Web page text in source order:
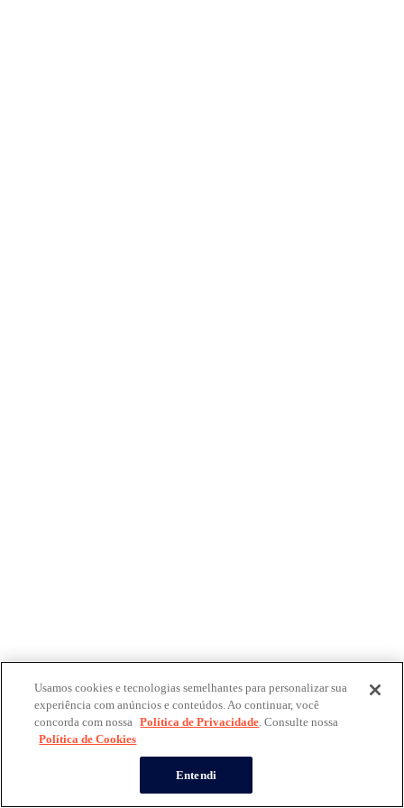
Usamos cookies e tecnologias semelhantes para personalizar sua
experiência com anúncios e conteúdos. Ao continuar, você
concorda com nossa Política de Privacidade. Consulte nossa
Política de Cookies
Entendi